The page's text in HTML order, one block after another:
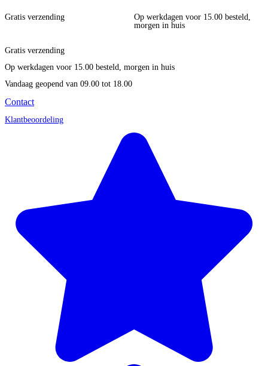
Gratis verzending
Op werkdagen voor 15.00 besteld,
morgen in huis
Gratis verzending
Op werkdagen voor 15.00 besteld, morgen in huis
Vandaag geopend van 09.00 tot 18.00
Contact
Klantbeoordeling